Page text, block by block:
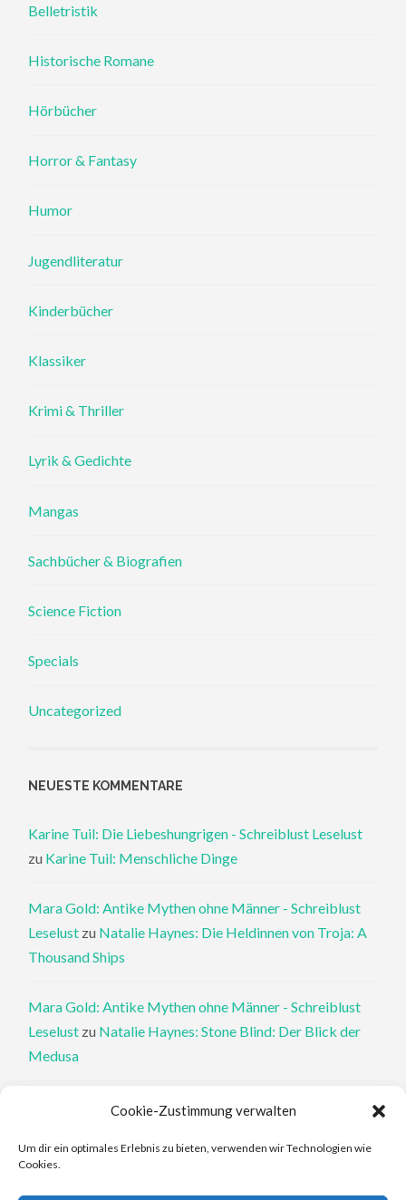
Cookie-Zustimmung verwalten
Um dir ein optimales Erlebnis zu bieten, verwenden wir Technologien wie
Cookies.
Belletristik
Historische Romane
Hörbücher
Horror & Fantasy
Humor
Jugendliteratur
Kinderbücher
Klassiker
Krimi & Thriller
Lyrik & Gedichte
Mangas
Sachbücher & Biografien
Science Fiction
Specials
Uncategorized
NEUESTE KOMMENTARE
Karine Tuil: Die Liebeshungrigen - Schreiblust Leselust
zu Karine Tuil: Menschliche Dinge
Mara Gold: Antike Mythen ohne Männer - Schreiblust
Leselust zu Natalie Haynes: Die Heldinnen von Troja: A
Thousand Ships
Mara Gold: Antike Mythen ohne Männer - Schreiblust
Leselust zu Natalie Haynes: Stone Blind: Der Blick der
Medusa
Philippa Perry: Die Therapeutin und ihre Mörder: Dr. Pat
Philippa Perry: Das Buch, von dem du dir wünschst, deine